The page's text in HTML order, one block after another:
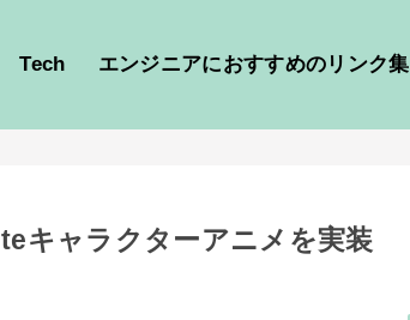
Tech エンジニアにおすすめのリンク集
キャラクターアニメを実装